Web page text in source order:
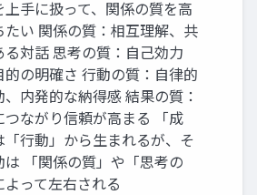
上手に扱って、関係の質を高
たい 関係の質：相互理解、共
る対話 思考の質：自己効力
的の明確さ 行動の質：自律的
、内発的な納得感 結果の質：
つながり信頼が高まる 「成
「行動」から生まれるが、そ
は 「関係の質」や「思考の
よって左右される